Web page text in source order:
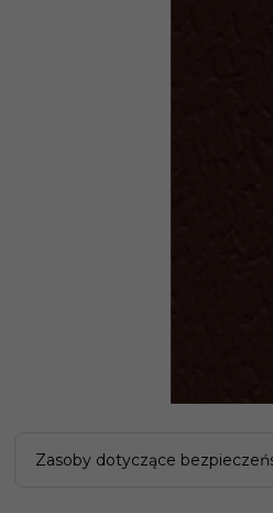
Zasoby dotyczące